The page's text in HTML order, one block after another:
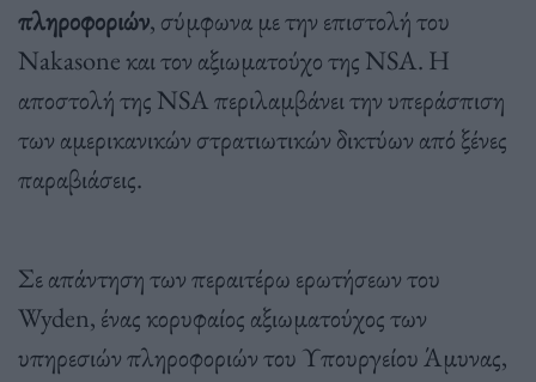
πληροφοριών, σύμφωνα με την επιστολή του
Nakasone και τον αξιωματούχο της NSA. Η
αποστολή της NSA περιλαμβάνει την υπεράσπιση
των αμερικανικών στρατιωτικών δικτύων από ξένες
παραβιάσεις.
Σε απάντηση των περαιτέρω ερωτήσεων του
Wyden, ένας κορυφαίος αξιωματούχος των
υπηρεσιών πληροφοριών του Υπουργείου Άμυνας,